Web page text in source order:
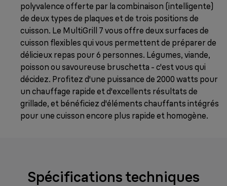
polyvalence offerte par la combinaison (intelligente)
de deux types de plaques et de trois positions de
cuisson. Le MultiGrill 7 vous offre deux surfaces de
cuisson flexibles qui vous permettent de préparer de
délicieux repas pour 6 personnes. Légumes, viande,
poisson ou savoureuse bruschetta - c'est vous qui
décidez. Profitez d'une puissance de 2000 watts pour
un chauffage rapide et d'excellents résultats de
grillade, et bénéficiez d'éléments chauffants intégrés
pour une cuisson encore plus rapide et homogène.
Spécifications techniques